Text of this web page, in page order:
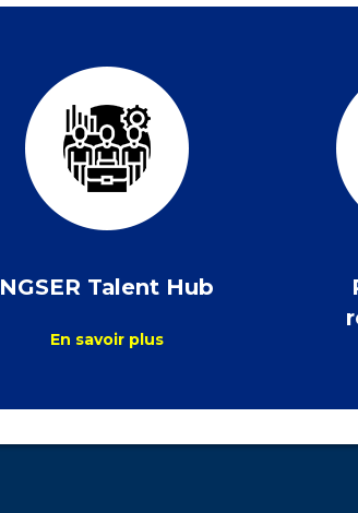
NGSER Talent Hub
En savoir plus